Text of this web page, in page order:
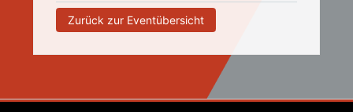
Zurück zur Eventübersicht